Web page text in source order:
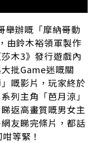
舉辦嘅「摩納哥動
由鈴木裕領軍製作
木3》發行遊戲內
批Game迷嘅關
嘅影片，玩家終於
列主角「芭月涼」
返高畫質嘅男女主
友睇完條片，都話
等緊！